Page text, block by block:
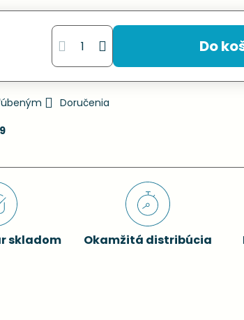
Do
Doručenia
skladom Okamžitá distribúcia